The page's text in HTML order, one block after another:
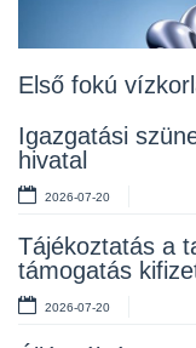
Első fokú
Igazgatási
hivatal
2026-07-20
Tájékoztatás a
támogatás
2026-07-20
Lakossági
2026-07-10
Rendelet
2026-07-10
Álláspályázat –
2026-07-06